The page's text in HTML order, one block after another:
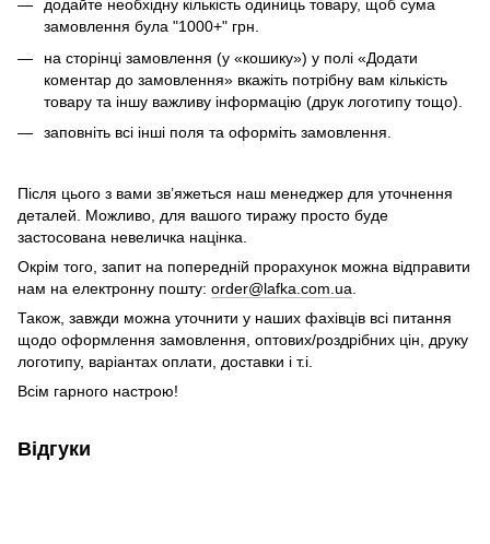
додайте необхідну кількість одиниць товару, щоб сума
замовлення була "1000+" грн.
на сторінці замовлення (у «кошику») у полі «Додати
коментар до замовлення» вкажіть потрібну вам кількість
товару та іншу важливу інформацію (друк логотипу тощо).
заповніть всі інші поля та оформіть замовлення.
Після цього з вами зв’яжеться наш менеджер для уточнення
деталей. Можливо, для вашого тиражу просто буде
застосована невеличка націнка.
Окрім того, запит на попередній прорахунок можна відправити
нам на електронну пошту: order@lafka.com.ua
Також, завжди можна уточнити у наших фахівців всі питання
щодо оформлення замовлення, оптових/роздрібних цін, друку
логотипу, варіантах оплати, доставки і т.і.
Всім гарного настрою!
Відгуки